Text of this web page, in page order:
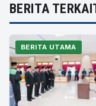
BERITA
BERITA UTAMA